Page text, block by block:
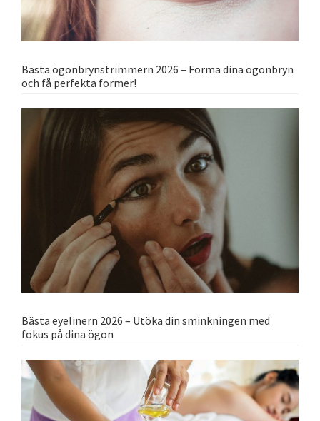
Bästa ögonbrynstrimmern 2026 – Forma dina ögonbryn
och få perfekta former!
Bästa eyelinern 2026 – Utöka din sminkningen med
fokus på dina ögon